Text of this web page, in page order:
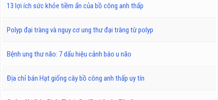
13 lợi ích sức khỏe tiềm ẩn của bồ công anh thấp
Polyp đại tràng và nguy cơ ung thư đại tràng từ polyp
Bệnh ung thư não: 7 dấu hiệu cảnh báo u não
Địa chỉ bán Hạt giống cây bồ công anh thấp uy tín